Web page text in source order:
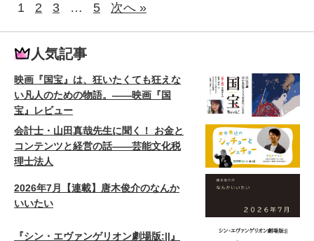
1 2 3 … 5 次へ »
人気記事
映画『国宝』は、狂いたくても狂えな
い凡人のための物語。——映画『国
宝』レビュー
会計士・山田真哉先生に聞く！ お金と
コンテンツと経営の話——芸能文化税
理士法人
2026年7月【連載】唐木俊介のなんか
いいたい
『シン・エヴァンゲリオン劇場版:||』